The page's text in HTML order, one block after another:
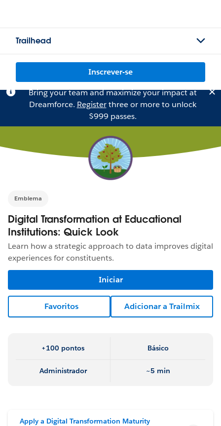
Trailhead
Inscrever-se
Bring your team and maximize your impact at
Dreamforce. Registerthree or more to unlock
$999 passes.
Emblema
Digital Transformation at Educational
Institutions: Quick Look
Learn how a strategic approach to data improves digital
experiences for constituents.
Iniciar
Favoritos Adicionar a Trailmix
+100 pontos Básico
Administrador ~5 min
Apply a Digital Transformation Maturity